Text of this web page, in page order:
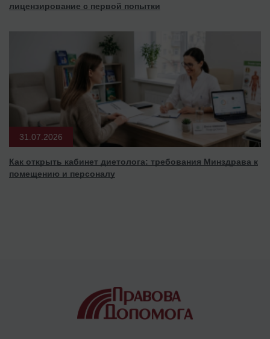
лицензирование с первой попытки
31.07.2026
Как открыть кабинет диетолога: требования Минздрава к
помещению и персоналу